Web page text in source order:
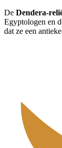
De Dendera-
Egyptologen en
dat ze een